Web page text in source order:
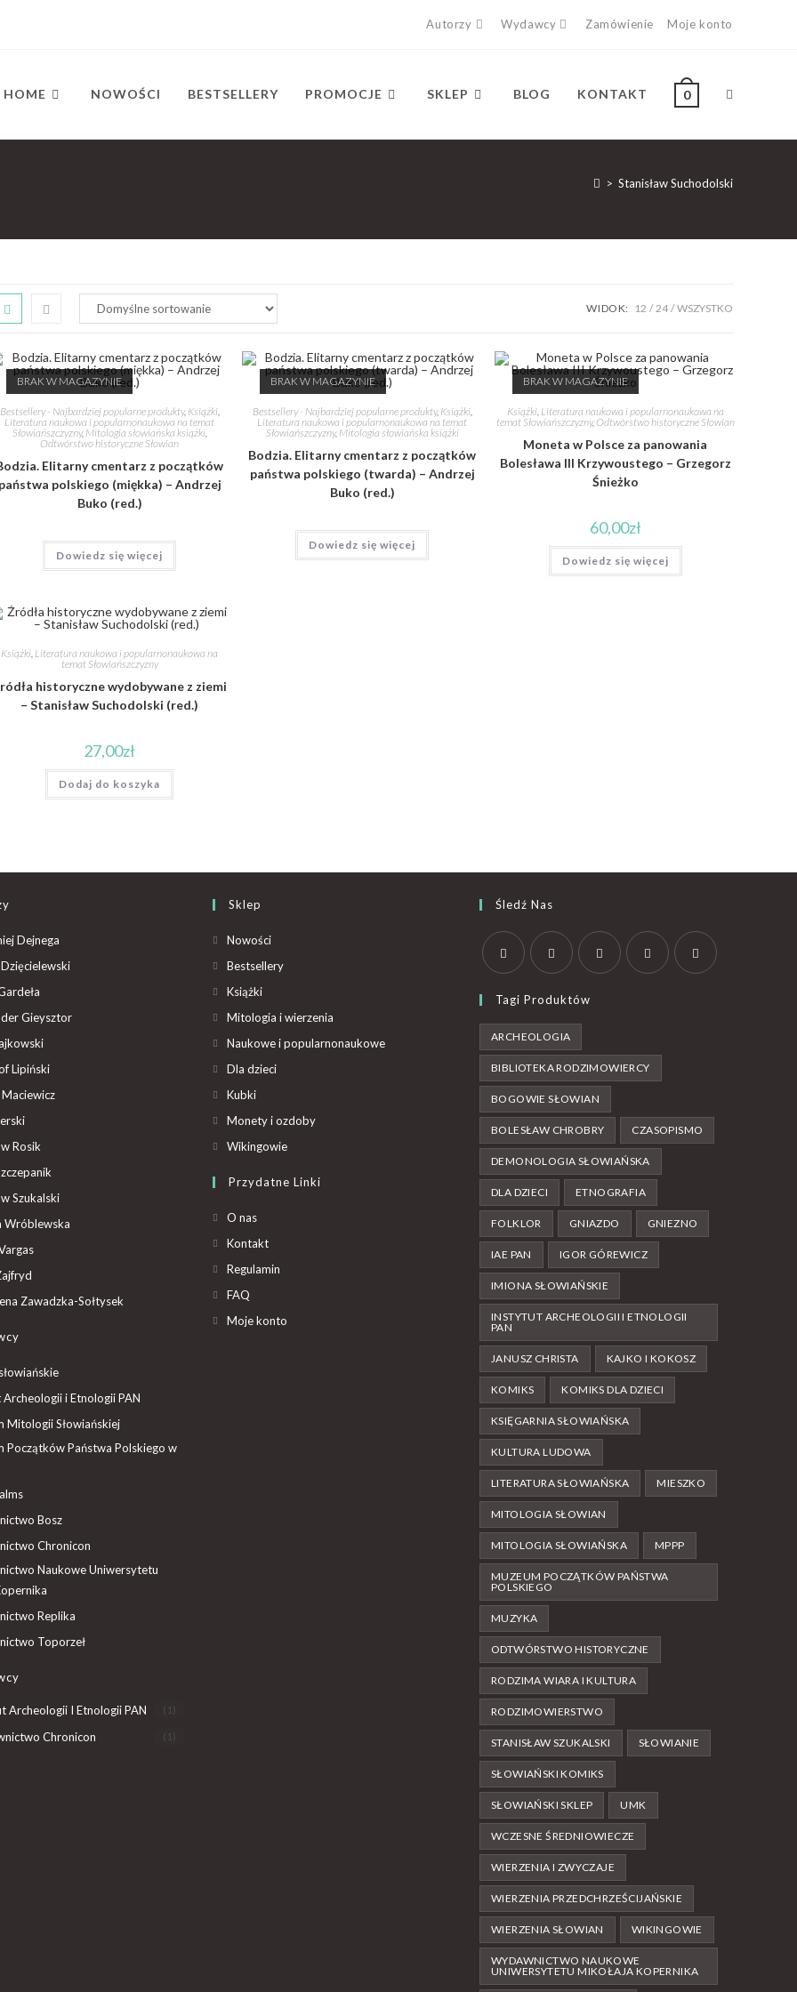
Autorzy Wydawcy Zamówienie Moje konto
HOME NOWOŚCI BESTSELLERY PROMOCJE SKLEP BLOG KONTAKT 0
> Stanisław Suchodolski
WIDOK: 12 24 WSZYSTKO
BRAK W MAGAZYNIE
Bestsellery - Najbardziej popularne produkty, Książki,
Literatura naukowa i popularnonaukowa na temat
Słowiańszczyzny, Mitologia słowiańska książki,
Odtwórstwo historyczne Słowian
Elitarny cmentarz z początków
polskiego (miękka) – Andrzej
Buko (red.)
Dowiedz się więcej
BRAK W MAGAZYNIE
Bestsellery - Najbardziej popularne produkty, Książki,
Literatura naukowa i popularnonaukowa na temat
Słowiańszczyzny, Mitologia słowiańska książki
Bodzia. Elitarny cmentarz z początków
państwa polskiego (twarda) – Andrzej
Buko (red.)
Dowiedz się więcej
BRAK W MAGAZYNIE
Książki, Literatura naukowa i popularnonaukowa na
temat Słowiańszczyzny, Odtwórstwo historyczne Słowian
Moneta w Polsce za panowania
Bolesława III Krzywoustego – Grzegorz
Śnieżko
60,00zł
Dowiedz się więcej
Książki Literatura naukowa i popularnonaukowa na
temat Słowiańszczyzny
historyczne wydobywane z ziemi
– Stanisław Suchodolski (red.)
27,00zł
Dodaj do koszyka
Dejnega
Gieysztor
Lipiński
Rosik
Szukalski
Wróblewska
Zawadzka-Sołtysek
i Etnologii PAN
Mitologii Słowiańskiej
Początków Państwa Polskiego w
Bosz
Chronicon
Naukowe Uniwersytetu
Replika
Toporzeł
Archeologii I Etnologii PAN (1)
Chronicon (1)
Sklep
Nowości
Bestsellery
Książki
Mitologia i wierzenia
Naukowe i popularnonaukowe
Dla dzieci
Kubki
Monety i ozdoby
Wikingowie
Przydatne Linki
O nas
Kontakt
Regulamin
FAQ
Moje konto
Śledź Nas
Tagi Produktów
ARCHEOLOGIA
BIBLIOTEKA RODZIMOWIERCY
BOGOWIE SŁOWIAN
BOLESŁAW CHROBRY CZASOPISMO
DEMONOLOGIA SŁOWIAŃSKA
DLA DZIECI ETNOGRAFIA
FOLKLOR GNIAZDO GNIEZNO
IAE PAN IGOR GÓREWICZ
IMIONA SŁOWIAŃSKIE
INSTYTUT ARCHEOLOGII I ETNOLOGII
PAN
JANUSZ CHRISTA KAJKO I KOKOSZ
KOMIKS KOMIKS DLA DZIECI
KSIĘGARNIA SŁOWIAŃSKA
KULTURA LUDOWA
LITERATURA SŁOWIAŃSKA MIESZKO
MITOLOGIA SŁOWIAN
MITOLOGIA SŁOWIAŃSKA MPPP
MUZEUM POCZĄTKÓW PAŃSTWA
POLSKIEGO
MUZYKA
ODTWÓRSTWO HISTORYCZNE
RODZIMA WIARA I KULTURA
RODZIMOWIERSTWO
STANISŁAW SZUKALSKI SŁOWIANIE
SŁOWIAŃSKI KOMIKS
SŁOWIAŃSKI SKLEP UMK
WCZESNE ŚREDNIOWIECZE
WIERZENIA I ZWYCZAJE
WIERZENIA PRZEDCHRZEŚCIJAŃSKIE
WIERZENIA SŁOWIAN WIKINGOWIE
WYDAWNICTWO NAUKOWE
UNIWERSYTETU MIKOŁAJA KOPERNIKA